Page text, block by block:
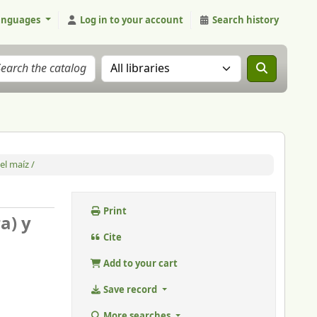
Log in to your account Search history
Search the catalog in:
maíz /
y
Print
Cite
Add to your cart
Save record